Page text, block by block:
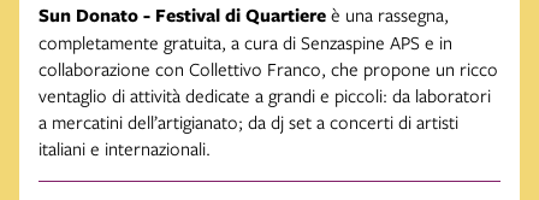
Sun Donato - Festival di Quartiere è una rassegna,
completamente gratuita, a cura di Senzaspine APS e in
collaborazione con Collettivo Franco, che propone un ricco
ventaglio di attività dedicate a grandi e piccoli: da laboratori
a mercatini dell’artigianato; da dj set a concerti di artisti
italiani e internazionali.